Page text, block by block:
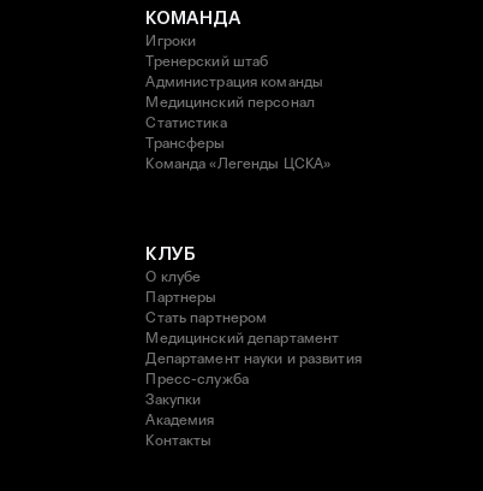
КОМАНДА
Игроки
Тренерский штаб
Администрация команды
Медицинский персонал
Статистика
Трансферы
Команда «Легенды ЦСКА»
КЛУБ
О клубе
Партнеры
Стать партнером
Медицинский департамент
Департамент науки и развития
Пресс-служба
Закупки
Академия
Контакты